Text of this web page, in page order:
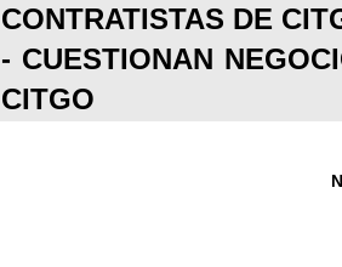
CONTRATISTAS DE
- CUESTIONAN
CITGO